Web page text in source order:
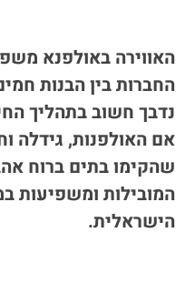
האווירה באולפנא
החברות בין הבנות
נדבך חשוב בתהליך
אם האולפנות, גידלה
שהקימו בתים ברוח
המובילות ומשפיעות
הישראלית.